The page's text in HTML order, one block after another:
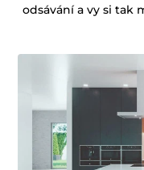
odsávání a vy si tak